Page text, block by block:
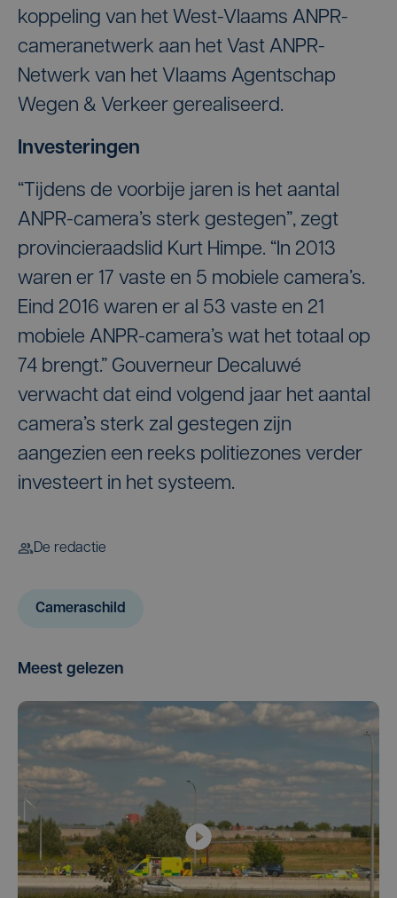
koppeling van het West-Vlaams ANPR-
cameranetwerk aan het Vast ANPR-
Netwerk van het Vlaams Agentschap
Wegen & Verkeer gerealiseerd.
Investeringen
“Tijdens de voorbije jaren is het aantal
ANPR-camera’s sterk gestegen”, zegt
provincieraadslid Kurt Himpe. “In 2013
waren er 17 vaste en 5 mobiele camera’s.
Eind 2016 waren er al 53 vaste en 21
mobiele ANPR-camera’s wat het totaal op
74 brengt.” Gouverneur Decaluwé
verwacht dat eind volgend jaar het aantal
camera’s sterk zal gestegen zijn
aangezien een reeks politiezones verder
investeert in het systeem.
De redactie
Cameraschild
Meest gelezen